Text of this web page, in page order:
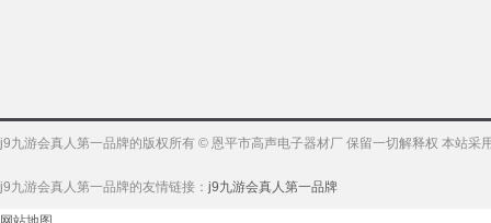
j9九游会真人第一品牌的版权所有 © 恩平市高声电子器材厂 保留一切解释权 本站采
j9九游会真人第一品牌的友情链接： j9九游会真人第一品牌